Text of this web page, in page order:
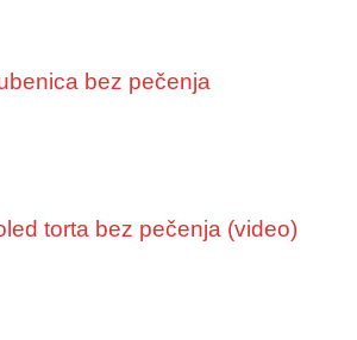
bez pečenja
torta bez pečenja (video)